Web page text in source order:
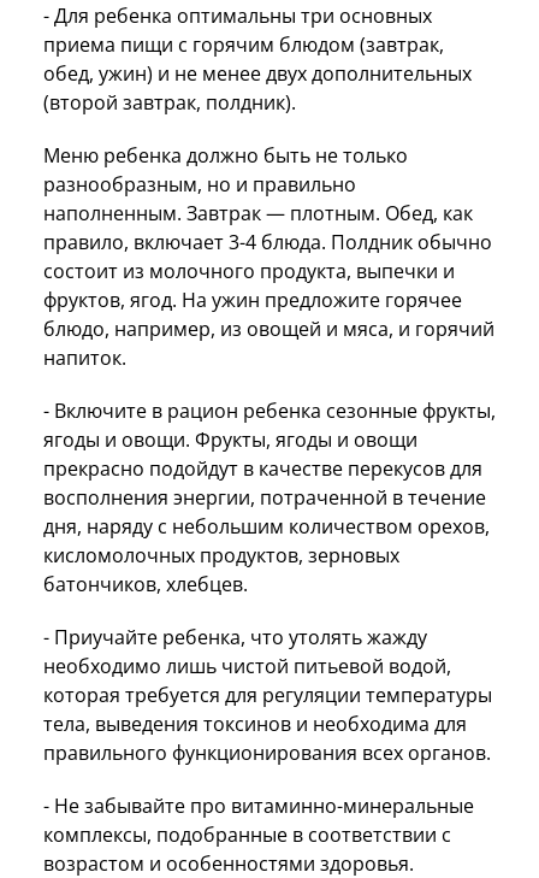
- Для ребенка оптимальны три основных
приема пищи с горячим блюдом (завтрак,
обед, ужин) и не менее двух дополнительных
(второй завтрак, полдник).
Меню ребенка должно быть не только
разнообразным, но и правильно
наполненным. Завтрак — плотным. Обед, как
правило, включает 3-4 блюда. Полдник обычно
состоит из молочного продукта, выпечки и
фруктов, ягод. На ужин предложите горячее
блюдо, например, из овощей и мяса, и горячий
напиток.
- Включите в рацион ребенка сезонные фрукты,
ягоды и овощи. Фрукты, ягоды и овощи
прекрасно подойдут в качестве перекусов для
восполнения энергии, потраченной в течение
дня, наряду с небольшим количеством орехов,
кисломолочных продуктов, зерновых
батончиков, хлебцев.
- Приучайте ребенка, что утолять жажду
необходимо лишь чистой питьевой водой,
которая требуется для регуляции температуры
тела, выведения токсинов и необходима для
правильного функционирования всех органов.
- Не забывайте про витаминно-минеральные
комплексы, подобранные в соответствии с
возрастом и особенностями здоровья.